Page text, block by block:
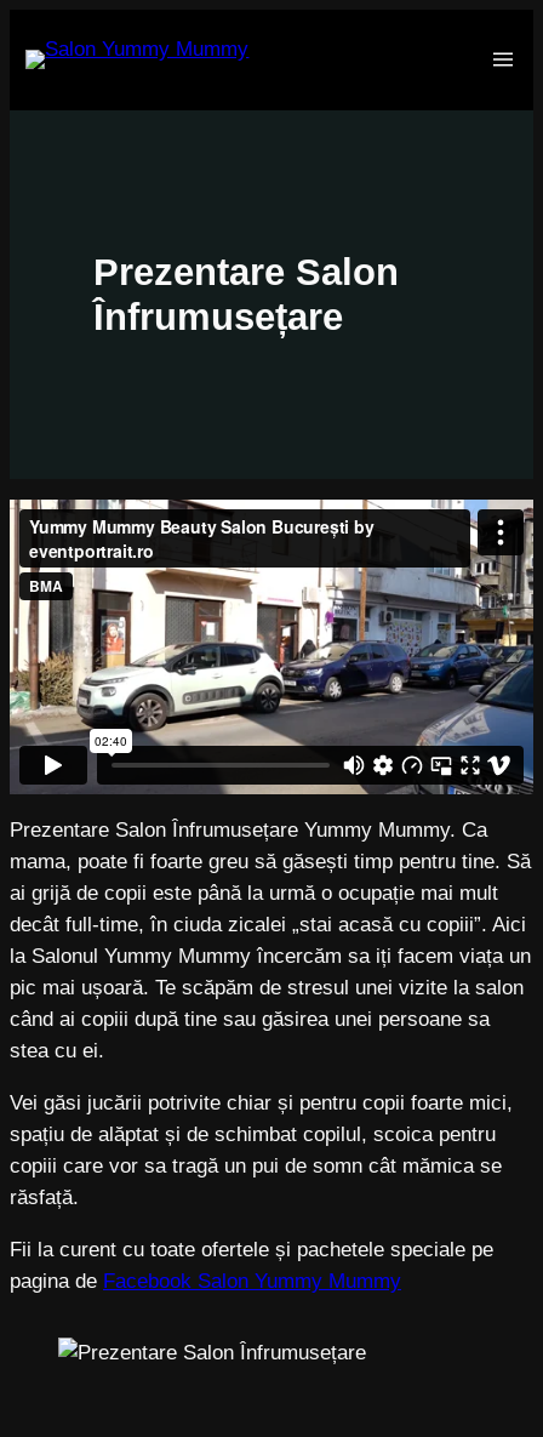
Prezentare Salon
Înfrumusețare
Prezentare Salon Înfrumusețare Yummy Mummy. Ca
mama, poate fi foarte greu să găsești timp pentru tine. Să
ai grijă de copii este până la urmă o ocupație mai mult
decât full-time, în ciuda zicalei „stai acasă cu copiii”. Aici
la Salonul Yummy Mummy încercăm sa iți facem viața un
pic mai ușoară. Te scăpăm de stresul unei vizite la salon
când ai copiii după tine sau găsirea unei persoane sa
stea cu ei.
Vei găsi jucării potrivite chiar și pentru copii foarte mici,
spațiu de alăptat și de schimbat copilul, scoica pentru
copiii care vor sa tragă un pui de somn cât mămica se
răsfață.
Fii la curent cu toate ofertele și pachetele speciale pe
pagina de Facebook Salon Yummy Mummy